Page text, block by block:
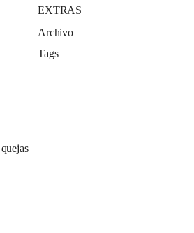
EXTRAS
Archivo
Tags